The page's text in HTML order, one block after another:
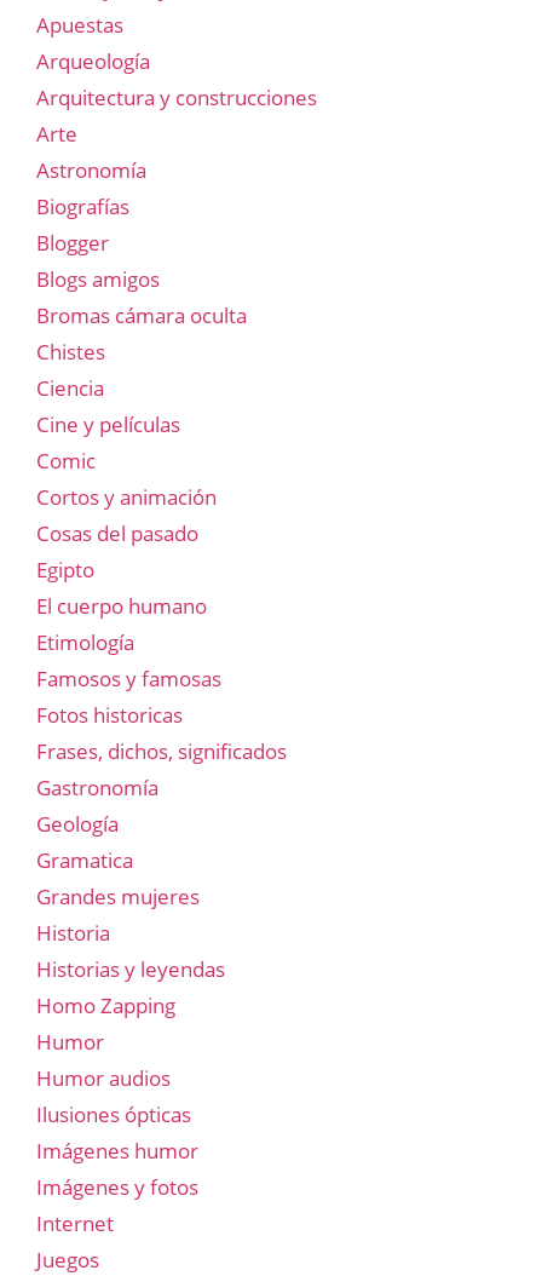
Apuestas
Arqueología
Arquitectura y construcciones
Arte
Astronomía
Biografías
Blogger
Blogs amigos
Bromas cámara oculta
Chistes
Ciencia
Cine y películas
Comic
Cortos y animación
Cosas del pasado
Egipto
El cuerpo humano
Etimología
Famosos y famosas
Fotos historicas
Frases, dichos, significados
Gastronomía
Geología
Gramatica
Grandes mujeres
Historia
Historias y leyendas
Homo Zapping
Humor
Humor audios
Ilusiones ópticas
Imágenes humor
Imágenes y fotos
Internet
Juegos